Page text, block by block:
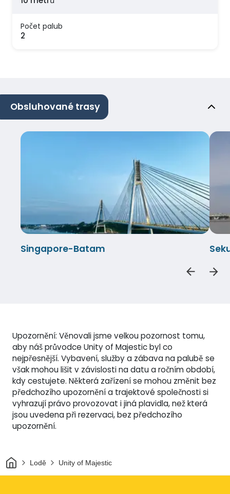
Počet palub
2
Obsluhované trasy
Singapore-Batam
Upozornění: Věnovali jsme velkou pozornost tomu,
aby náš průvodce Unity of Majestic byl co
nejpřesnější. Vybavení, služby a zábava na palubě se
však mohou lišit v závislosti na datu a ročním období,
kdy cestujete. Některá zařízení se mohou změnit bez
předchozího upozornění a trajektové společnosti si
vyhrazují právo provozovat i jiná plavidla, než která
jsou uvedena při rezervaci, bez předchozího
upozornění.
DomovLodě Unity of Majestic